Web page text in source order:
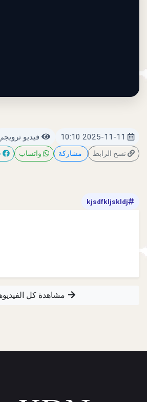
فيديو
نسخ الرابط مشاركة واتساب
kjsdfkljskldj
مشاهدة كل